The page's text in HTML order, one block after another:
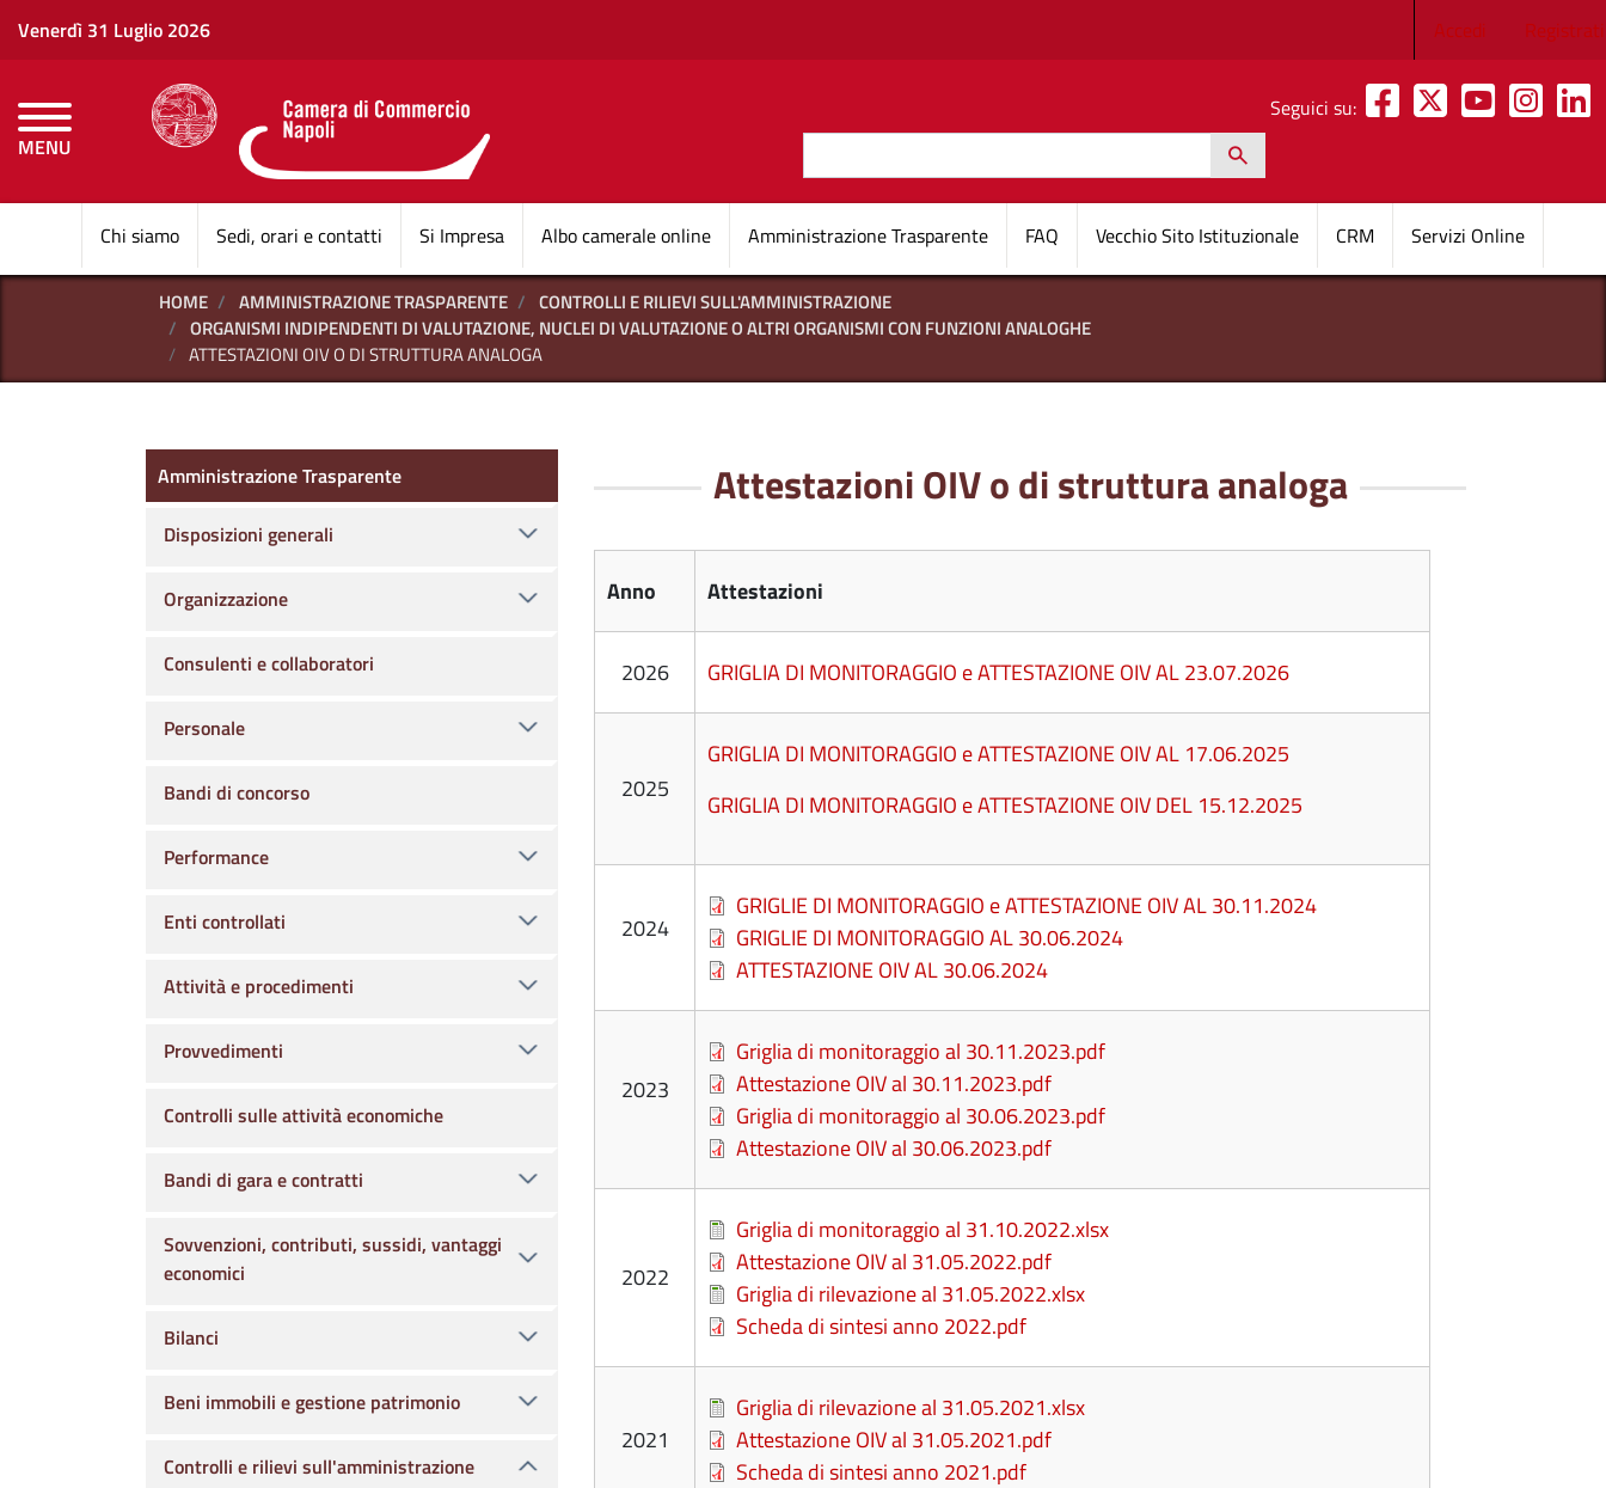
Venerdì 31 Luglio 2026 Menu
Accedi Registrati
MENU
CAMERE DI COMMERCIO D'ITALIA
Seguici su:
h
Navigazione principale
Chi siamo Sedi, orari e contatti Si Impresa Albo camerale online Amministrazione Trasparente FAQ Vecchio Sito Istituzionale CRM Servizi Online
HOME AMMINISTRAZIONE TRASPARENTE
CONTROLLI E RILIEVI SULL'AMMINISTRAZIONE
ORGANISMI INDIPENDENTI DI VALUTAZIONE, NUCLEI DI VALUTAZIONE O ALTRI ORGANISMI CON FUNZIONI ANALOGHE
ATTESTAZIONI OIV O DI STRUTTURA ANALOGA
Attestazioni OIV o di struttura analoga
Anno Attestazioni
2026 GRIGLIA DI MONITORAGGIO e ATTESTAZIONE OIV AL 23.07.2026
2025
GRIGLIA DI MONITORAGGIO e ATTESTAZIONE OIV AL 17.06.2025
GRIGLIA DI MONITORAGGIO e ATTESTAZIONE OIV DEL 15.12.2025
2024
FileGRIGLIE DI MONITORAGGIO e ATTESTAZIONE OIV AL 30.11.2024
FileGRIGLIE DI MONITORAGGIO AL 30.06.2024
FileATTESTAZIONE OIV AL 30.06.2024
2023
FileGriglia di monitoraggio al 30.11.2023.pdf
FileAttestazione OIV al 30.11.2023.pdf
FileGriglia di monitoraggio al 30.06.2023.pdf
FileAttestazione OIV al 30.06.2023.pdf
2022
FileGriglia di monitoraggio al 31.10.2022.xlsx
FileAttestazione OIV al 31.05.2022.pdf
FileGriglia di rilevazione al 31.05.2022.xlsx
FileScheda di sintesi anno 2022.pdf
2021
FileGriglia di rilevazione al 31.05.2021.xlsx
FileAttestazione OIV al 31.05.2021.pdf
FileScheda di sintesi anno 2021.pdf
Amministrazione Trasparente
Amministrazione Trasparente
Disposizioni generali
Organizzazione
Consulenti e collaboratori
Personale
Bandi di concorso
Performance
Enti controllati
Attività e procedimenti
Provvedimenti
Controlli sulle attività economiche
Bandi di gara e contratti
Sovvenzioni, contributi, sussidi, vantaggi
economici
Bilanci
Beni immobili e gestione patrimonio
Controlli e rilievi sull'amministrazione